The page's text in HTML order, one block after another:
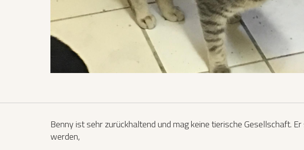
Projekte 2024
Organisation
Benny ist sehr zurückhaltend und mag keine tierische Gesellschaft.
werden,